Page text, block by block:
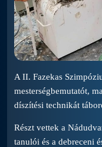
A II. Fazekas
mesterségbemutatót,
díszítési technikát
Részt vettek a
tanulói és a debreceni